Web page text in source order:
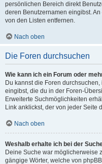
persönlichen Bereich direkt
deren Benutzernamen eingibst.
von den Listen entfernen.
Nach oben
Die Foren durchsuchen
Wie kann ich ein Forum oder
Du kannst die Foren
eingibst, die du in der Foren-
Erweiterte Suchmöglichkeiten
Link anklickst, der von jeder Seite
Nach oben
Weshalb erhalte ich bei der
Deine Suche war möglicherweise
gängige Wörter, welche von